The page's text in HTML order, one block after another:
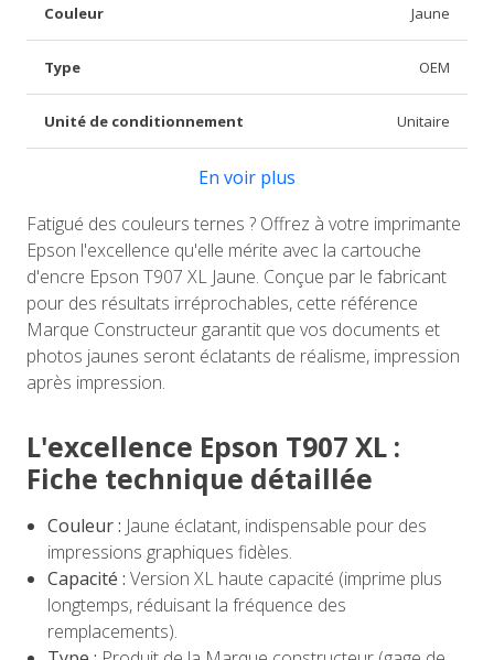
Couleur Jaune
Type OEM
Unité de conditionnement Unitaire
En voir plus
Fatigué des couleurs ternes ? Offrez à votre imprimante
Epson l'excellence qu'elle mérite avec la cartouche
d'encre Epson T907 XL Jaune. Conçue par le fabricant
pour des résultats irréprochables, cette référence
Marque Constructeur garantit que vos documents et
photos jaunes seront éclatants de réalisme, impression
après impression.
L'excellence Epson T907 XL :
Fiche technique détaillée
Couleur : Jaune éclatant, indispensable pour des
impressions graphiques fidèles.
Capacité : Version XL haute capacité (imprime plus
longtemps, réduisant la fréquence des
remplacements).